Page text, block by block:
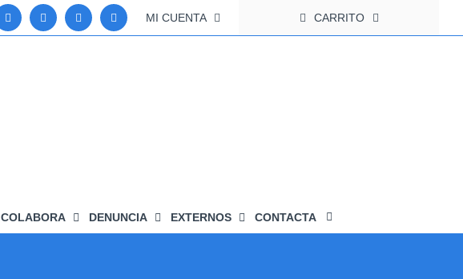
MI CUENTA CARRITO
COLABORA DENUNCIA EXTERNOS CONTACTA